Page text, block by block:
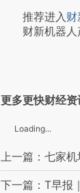
推荐进入
财新机器人
更多更快财经
Loading...
上一篇：七家
下一篇：T早报